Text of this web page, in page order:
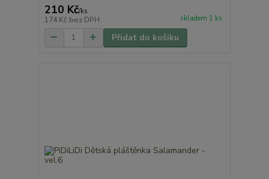
210 Kč/ks
174 Kč bez DPH skladem 1 ks
Přidat do košíku